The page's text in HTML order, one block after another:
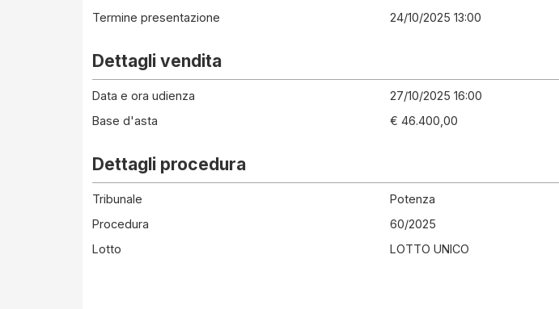
Termine presentazione
24/10/2025 13:00
Dettagli vendita
Data e ora udienza
27/10/2025 16:00
Base d'asta
€ 46.400,00
Dettagli procedura
Tribunale
Potenza
Procedura
60/2025
Lotto
LOTTO UNICO